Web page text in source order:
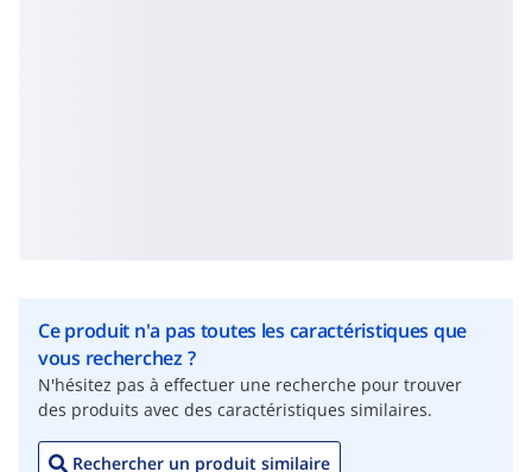
Ce produit n'a pas toutes les caractéristiques que
vous recherchez ?
N'hésitez pas à effectuer une recherche pour trouver
des produits avec des caractéristiques similaires.
Rechercher un produit similaire